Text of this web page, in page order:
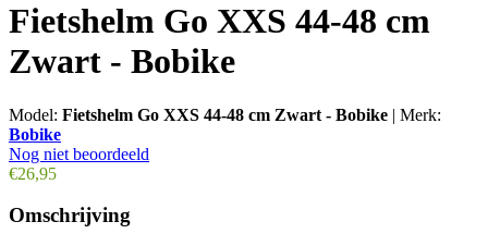
Fietshelm Go XXS 44-48 cm
Zwart - Bobike
Model: Fietshelm Go XXS 44-48 cm Zwart - Bobike | Merk:
Bobike
Nog niet beoordeeld
€26,95
Omschrijving